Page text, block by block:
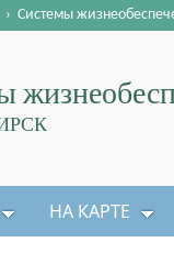
› Системы
НА КАРТЕ